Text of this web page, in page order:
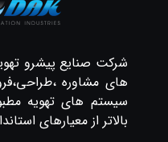
های مشاوره
سیستم های تهویه
بالاتر از معیارهای